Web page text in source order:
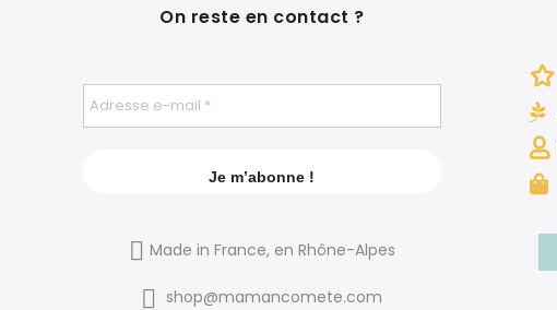
On reste en contact ?
Made in France, en Rhône-Alpes
shop@mamancomete.com